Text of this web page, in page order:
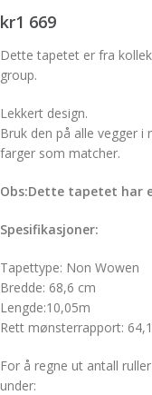
kr1 669
Dette tapetet er fra
group.
Lekkert design.
Bruk den på alle vegger
farger som matcher.
Obs:Dette tapetet har
Spesifikasjoner:
Tapettype: Non Wowen
Bredde: 68,6 cm
Lengde:10,05m
Rett mønsterrapport:
For å regne ut antall
under: